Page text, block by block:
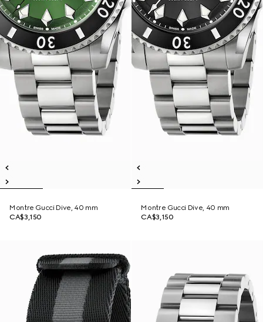
Montre Gucci Dive, 40 mm
CA$3,150
Montre Gucci Dive, 40 mm
CA$3,150